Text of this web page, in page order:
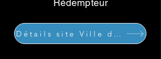
Rédempteur
Détails site Ville de Lévis